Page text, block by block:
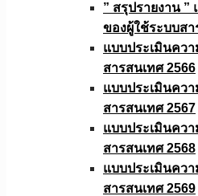
” สรุปรายงาน ”
ของผู้ใช้ระบบสา
แบบประเมินคว
สารสนเทศ 2566
แบบประเมินคว
สารสนเทศ 2567
แบบประเมินคว
สารสนเทศ 2568
แบบประเมินคว
สารสนเทศ 2569